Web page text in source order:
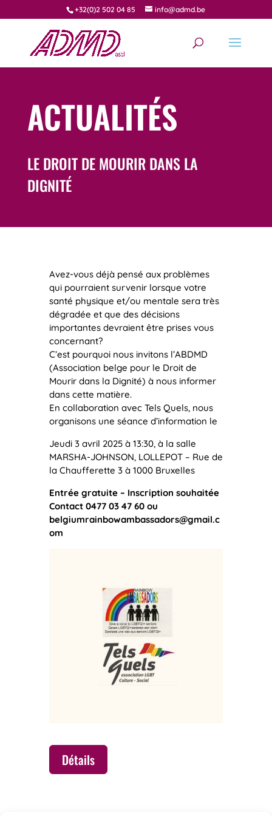
+32(0)2 502 04 85 info@admd.be
ACTUALITÉS
LE DROIT DE MOURIR DANS LA
DIGNITÉ
Avez-vous déjà pensé aux problèmes
qui pourraient survenir lorsque votre
santé physique et/ou mentale sera très
dégradée et que des décisions
importantes devraient être prises vous
concernant?
C’est pourquoi nous invitons l’ABDMD
(Association belge pour le Droit de
Mourir dans la Dignité) à nous informer
dans cette matière.
En collaboration avec Tels Quels, nous
organisons une séance d’information le
Jeudi 3 avril 2025 à 13:30, à la salle
MARSHA-JOHNSON, LOLLEPOT – Rue de
la Chaufferette 3 à 1000 Bruxelles
Entrée gratuite – Inscription souhaitée
Contact 0477 03 47 60 ou
belgiumrainbowambassadors@gmail.c
om
Détails